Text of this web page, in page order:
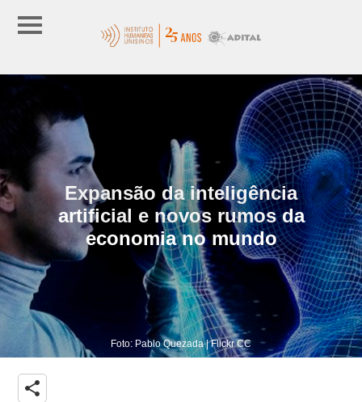
Expansão da inteligência
artificial e novos rumos da
economia no mundo
Foto: Pablo Quezada | Flickr CC
share